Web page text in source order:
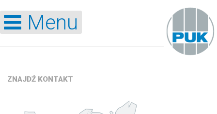
Menu
ZNAJDŹ KONTAKT